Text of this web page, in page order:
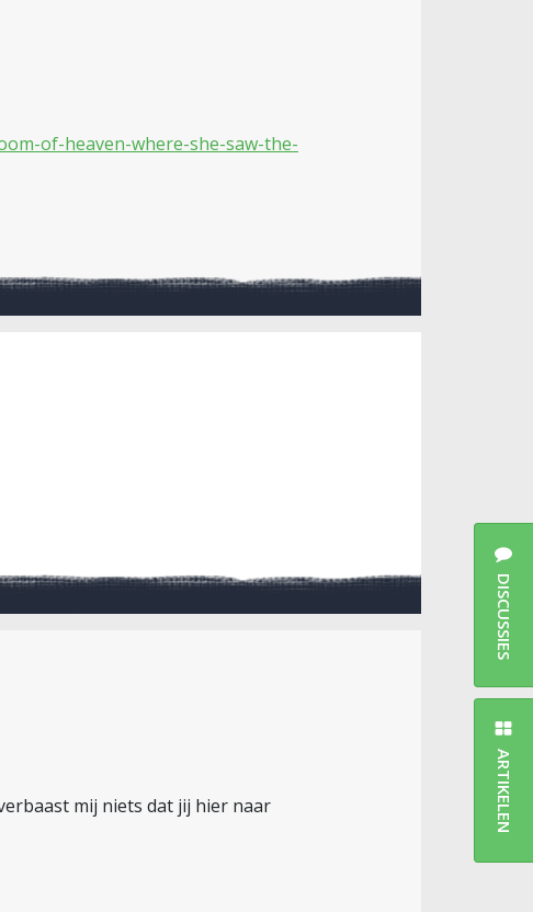
of-heaven-where-she-saw-the-
mij niets dat jij hier naar
DISCUSSIES
ARTIKELEN